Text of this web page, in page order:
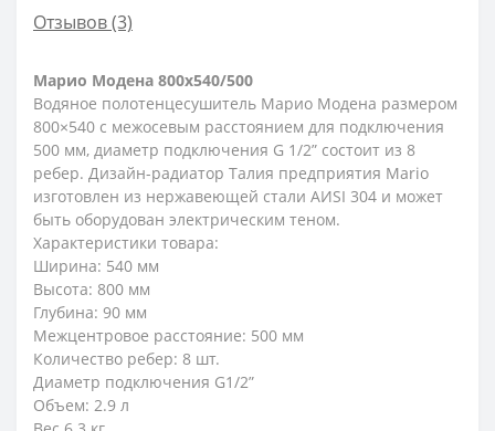
Отзывов (3)
Марио Модена 800х540/500
Водяное полотенцесушитель Марио Модена размером
800×540 с межосевым расстоянием для подключения
500 мм, диаметр подключения G 1/2” состоит из 8
ребер. Дизайн-радиатор Талия предприятия Mario
изготовлен из нержавеющей стали АИSI 304 и может
быть оборудован электрическим теном.
Характеристики товара:
Ширина: 540 мм
Высота: 800 мм
Глубина: 90 мм
Межцентровое расстояние: 500 мм
Количество ребер: 8 шт.
Диаметр подключения G1/2”
Объем: 2.9 л